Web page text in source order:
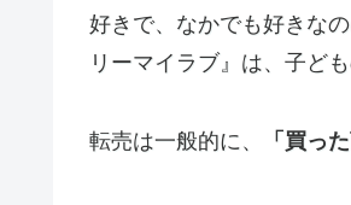
好きで、なかでも好きな
リーマイラブ』は、子ど
転売は一般的に、 「買っ